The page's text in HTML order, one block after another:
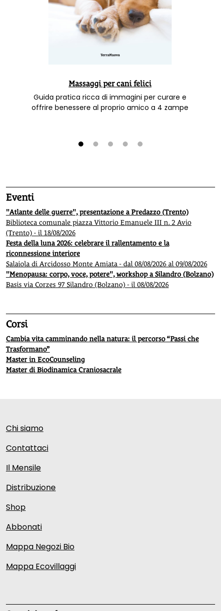
Massaggi per cani felici
Guida pratica ricca di immagini per curare e
offrire benessere al proprio amico a 4 zampe
Eventi
"Atlante delle guerre", presentazione a Predazzo (Trento)
Biblioteca comunale piazza Vittorio Emanuele III n. 2 Avio
(Trento) - il 18/08/2026
Festa della luna 2026: celebrare il rallentamento e la
riconnessione interiore
Salaiola di Arcidosso Monte Amiata - dal 08/08/2026 al 09/08/2026
"Menopausa: corpo, voce, potere", workshop a Silandro (Bolzano)
Basis via Corzes 97 Silandro (Bolzano) - il 08/08/2026
Corsi
Cambia vita camminando nella natura: il percorso “Passi che
Trasformano”
Master in EcoCounseling
Master di Biodinamica Craniosacrale
Chi siamo
Contattaci
Il Mensile
Distribuzione
Shop
Abbonati
Mappa Negozi Bio
Mappa Ecovillaggi